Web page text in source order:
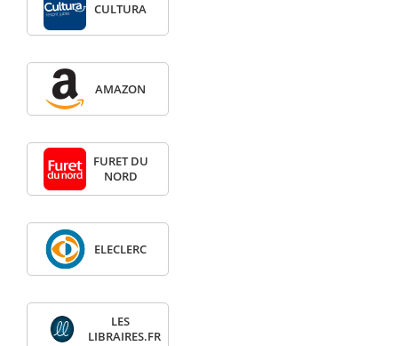
CULTURA
AMAZON
FURET DU
NORD
ELECLERC
LES
LIBRAIRES.FR